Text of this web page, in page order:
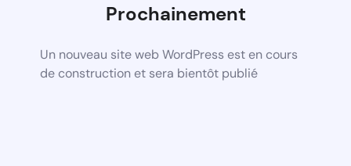
Prochainement
Un nouveau site web WordPress est en cours
de construction et sera bientôt publié